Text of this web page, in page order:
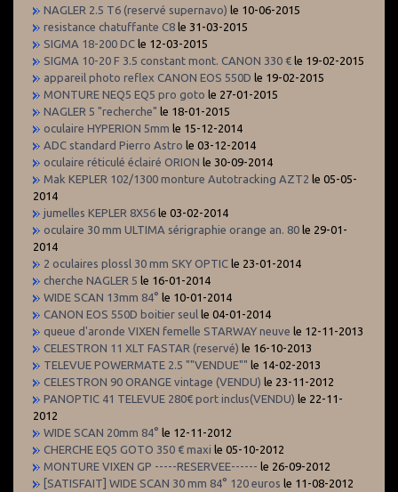
NAGLER 2.5 T6 (reservé supernavo) le 10-06-2015
resistance chatuffante C8 le 31-03-2015
SIGMA 18-200 DC le 12-03-2015
SIGMA 10-20 F 3.5 constant mont. CANON 330 € le 19-02-2015
appareil photo reflex CANON EOS 550D le 19-02-2015
MONTURE NEQ5 EQ5 pro goto le 27-01-2015
NAGLER 5 "recherche" le 18-01-2015
oculaire HYPERION 5mm le 15-12-2014
ADC standard Pierro Astro le 03-12-2014
oculaire réticulé éclairé ORION le 30-09-2014
Mak KEPLER 102/1300 monture Autotracking AZT2 le 05-05-
2014
jumelles KEPLER 8X56 le 03-02-2014
oculaire 30 mm ULTIMA sérigraphie orange an. 80 le 29-01-
2014
2 oculaires plossl 30 mm SKY OPTIC le 23-01-2014
cherche NAGLER 5 le 16-01-2014
WIDE SCAN 13mm 84° le 10-01-2014
CANON EOS 550D boitier seul le 04-01-2014
queue d'aronde VIXEN femelle STARWAY neuve le 12-11-2013
CELESTRON 11 XLT FASTAR (reservé) le 16-10-2013
TELEVUE POWERMATE 2.5 ""VENDUE"" le 14-02-2013
CELESTRON 90 ORANGE vintage (VENDU) le 23-11-2012
PANOPTIC 41 TELEVUE 280€ port inclus(VENDU) le 22-11-
2012
WIDE SCAN 20mm 84° le 12-11-2012
CHERCHE EQ5 GOTO 350 € maxi le 05-10-2012
MONTURE VIXEN GP -----RESERVEE------ le 26-09-2012
[SATISFAIT] WIDE SCAN 30 mm 84° 120 euros le 11-08-2012